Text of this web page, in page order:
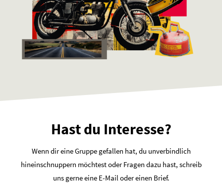
Hast du Interesse?
Wenn dir eine Gruppe gefallen hat, du unverbindlich
hineinschnuppern möchtest oder Fragen dazu hast, schreib
uns gerne eine E-Mail oder einen Brief.